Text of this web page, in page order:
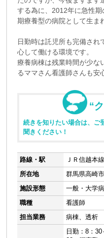
する為に、2012年に急性
期療養型の病院として生ま
日勤時は託児所も完備され
心して働ける環境です。
療養病棟は残業時間が少な
るママさん看護師さんも安
“
続きを知りたい場合は、ご
聞きください！
路線・駅
ＪＲ信越本
所在地
群馬県高崎
施設形態
一般・大学
職種
看護師
担当業務
病棟、透析
日勤：8：30